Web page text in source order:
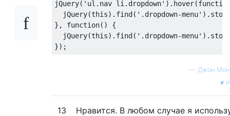
jQuery( 'ul.nav li.dropdown' ). hover(
  jQuery
(this). find( '.dropdown-menu' ). stop
},
function()
{
  jQuery
(this). find( '.dropdown-menu' ). stop
});
— Джон
13
Нравится. В любом случае я